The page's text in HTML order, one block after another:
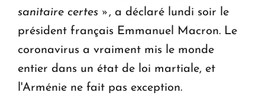
sanitaire certes » , a déclaré lundi soir le
président français Emmanuel Macron. Le
coronavirus a vraiment mis le monde
entier dans un état de loi martiale, et
l'Arménie ne fait pas exception.